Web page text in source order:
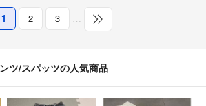
1 2 3 …
ツ/スパッツの人気商品